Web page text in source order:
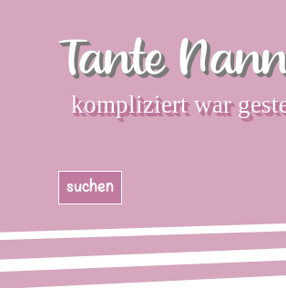
Tante
suchen
kompliziert war
Menü überspringen